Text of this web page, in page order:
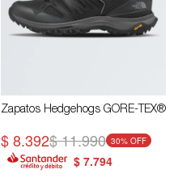
Zapatos Hedgehogs GORE-TEX®
$8.392$11.990 30
$ 7.794